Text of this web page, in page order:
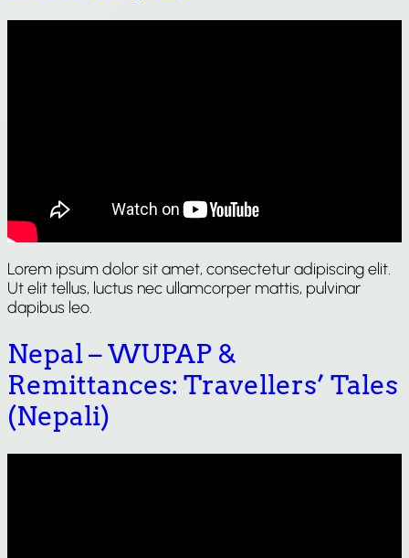
Lorem ipsum dolor sit amet, consectetur adipiscing elit.
Ut elit tellus, luctus nec ullamcorper mattis, pulvinar
dapibus leo.
Nepal – WUPAP &
Remittances: Travellers’ Tales
(Nepali)